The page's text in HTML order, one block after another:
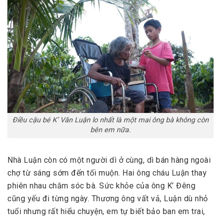
Điều cậu bé K’ Văn Luận lo nhất là một mai ông bà không còn
bên em nữa.
Nhà Luận còn có một người dì ở cùng, dì bán hàng ngoài
chợ từ sáng sớm đến tối muộn. Hai ông cháu Luận thay
phiên nhau chăm sóc bà. Sức khỏe của ông K’ Đêng
cũng yếu đi từng ngày. Thương ông vất vả, Luận dù nhỏ
tuổi nhưng rất hiểu chuyện, em tự biết bảo ban em trai,